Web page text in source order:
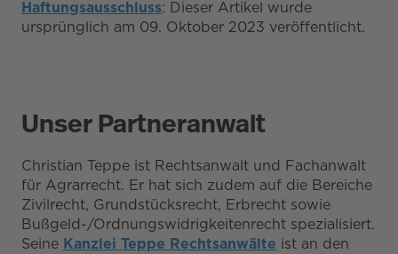
Haftungsausschluss: Dieser Artikel wurde
ursprünglich am 09. Oktober 2023 veröffentlicht.
Unser Partneranwalt
Christian Teppe ist Rechtsanwalt und Fachanwalt
für Agrarrecht. Er hat sich zudem auf die Bereiche
Zivilrecht, Grundstücksrecht, Erbrecht sowie
Bußgeld-/Ordnungswidrigkeitenrecht spezialisiert.
Seine Kanzlei Teppe Rechtsanwälte ist an den